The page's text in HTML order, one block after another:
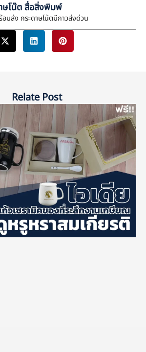
ษโน๊ต สื่อสิ่งพิมพ์
มส่ง กระดาษโน้ตมีกาวส่งด่วน
Relate Post